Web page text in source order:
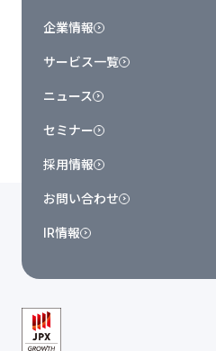
企業情報
サービス一覧
ニュース
セミナー
採用情報
お問い合わせ
IR情報